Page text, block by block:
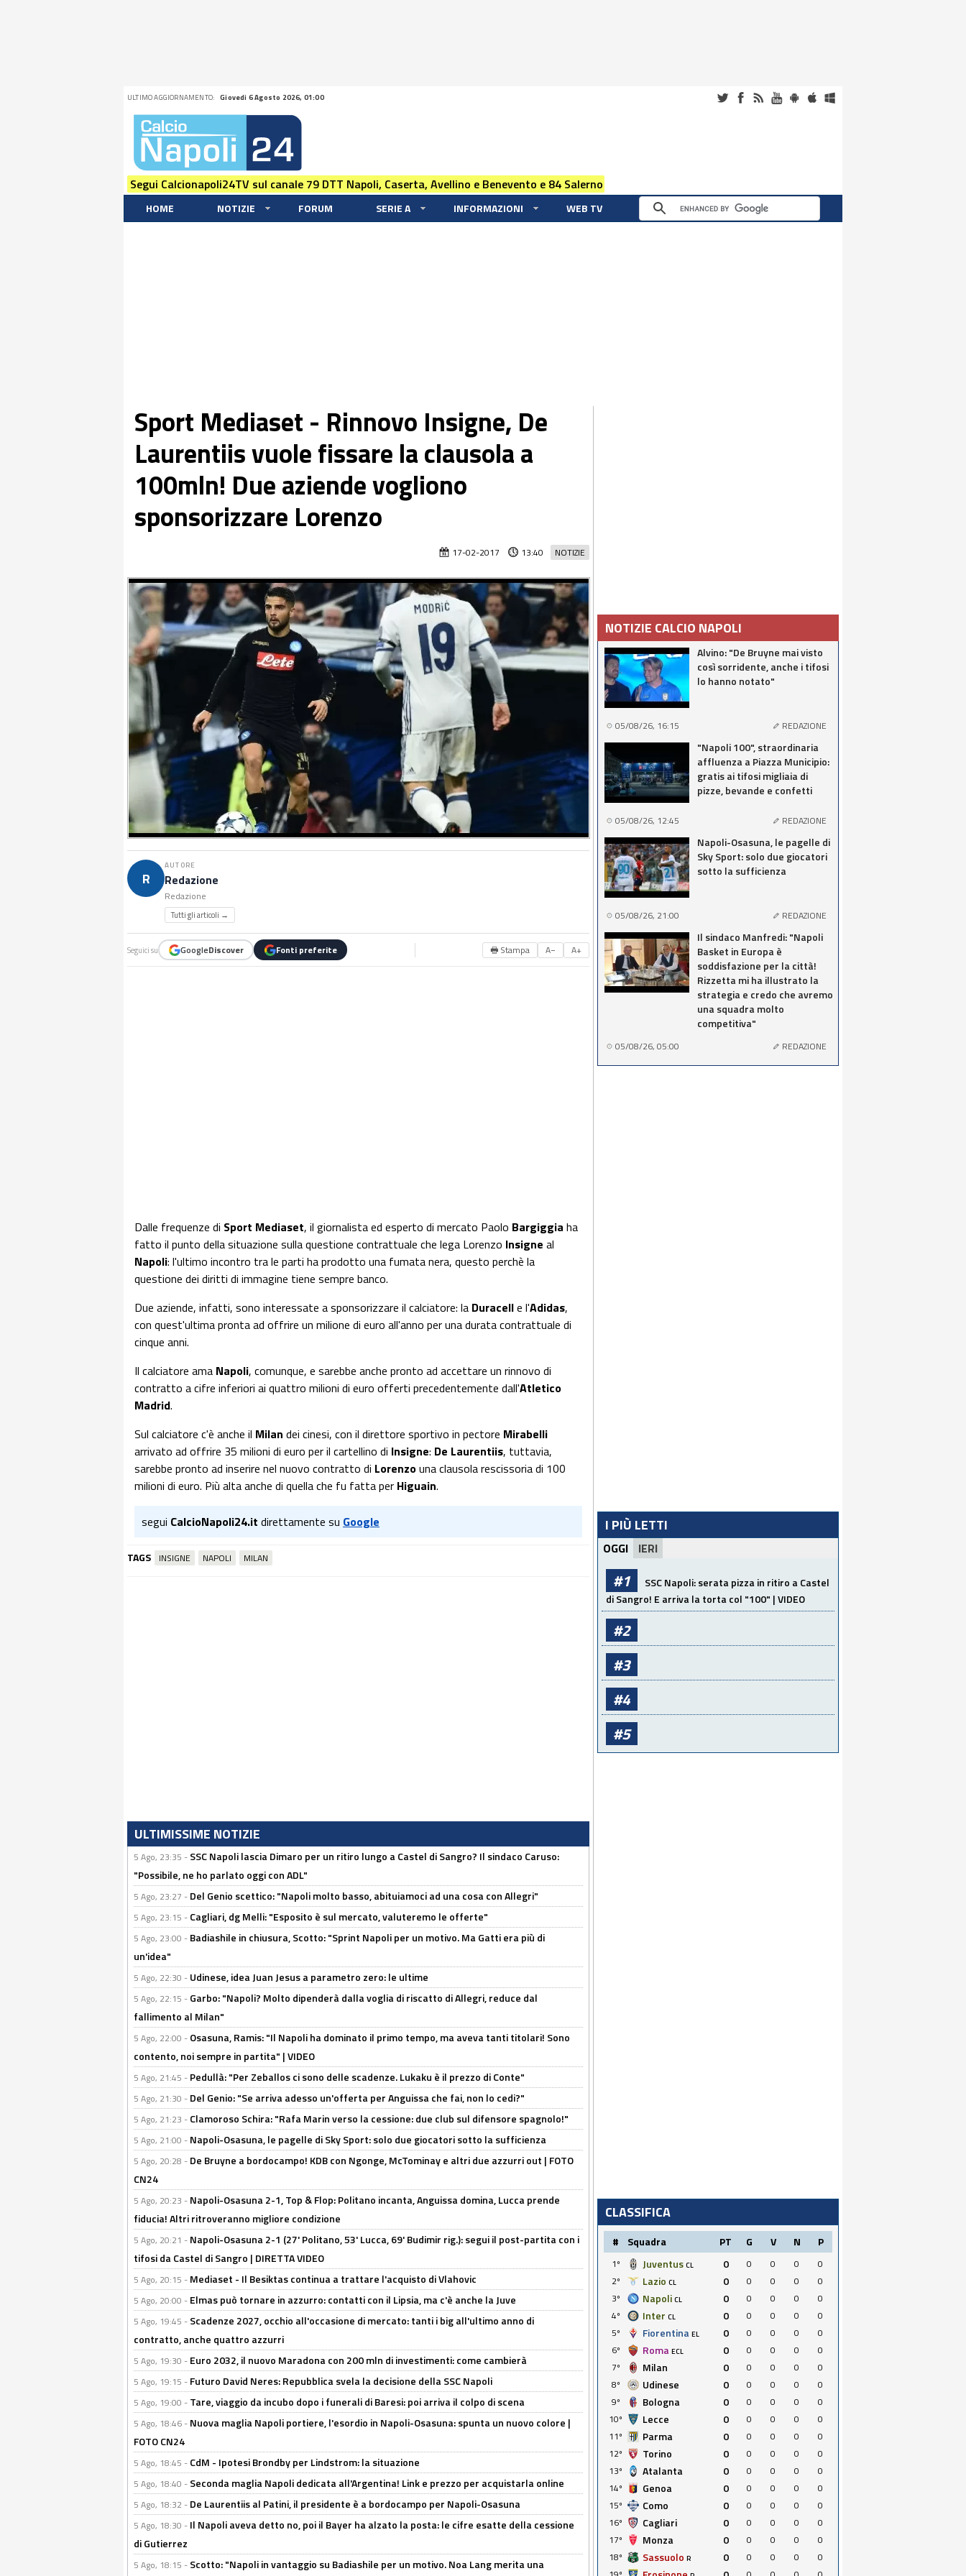
ULTIMO AGGIORNAMENTO: Giovedi 6 Agosto 2026, 01:00
Segui Calcionapoli24TV sul canale 79 DTT Napoli, Caserta, Avellino e Benevento e 84 Salerno
HOME NOTIZIE FORUM SERIE A INFORMAZIONI WEB TV
Sport Mediaset - Rinnovo Insigne, De
Laurentiis vuole fissare la clausola a
100mln! Due aziende vogliono
sponsorizzare Lorenzo
NOTIZIE
17-02-2017 13:40
R
AUTORE
Redazione
Redazione
Tutti gli articoli →
Seguici su GoogleDiscover Fonti preferite 🖶 Stampa A− A+
Dalle frequenze di Sport Mediaset, il giornalista ed esperto di mercato Paolo Bargiggia ha
fatto il punto della situazione sulla questione contrattuale che lega Lorenzo Insigne al
Napoli: l'ultimo incontro tra le parti ha prodotto una fumata nera, questo perchè la
questione dei diritti di immagine tiene sempre banco.
Due aziende, infatti, sono interessate a sponsorizzare il calciatore: la Duracelle l'Adidas,
con quest'ultima pronta ad offrire un milione di euro all'anno per una durata contrattuale di
cinque anni.
Il calciatore ama Napoli, comunque, e sarebbe anche pronto ad accettare un rinnovo di
contratto a cifre inferiori ai quattro milioni di euro offerti precedentemente dall'Atletico
Madrid.
Sul calciatore c'è anche il Milan dei cinesi, con il direttore sportivo in pectore Mirabelli
arrivato ad offrire 35 milioni di euro per il cartellino di Insigne: De Laurentiis, tuttavia,
sarebbe pronto ad inserire nel nuovo contratto di Lorenzouna clausola rescissoria di 100
milioni di euro. Più alta anche di quella che fu fatta per Higuain.
segui CalcioNapoli24.it direttamente su Google
TAGS INSIGNE NAPOLI MILAN
ULTIMISSIME NOTIZIE
5 Ago, 23:35 - SSC Napoli lascia Dimaro per un ritiro lungo a Castel di Sangro? Il sindaco Caruso:
"Possibile, ne ho parlato oggi con ADL"
5 Ago, 23:27 - Del Genio scettico: "Napoli molto basso, abituiamoci ad una cosa con Allegri"
5 Ago, 23:15 - Cagliari, dg Melli: "Esposito è sul mercato, valuteremo le offerte"
5 Ago, 23:00 - Badiashile in chiusura, Scotto: "Sprint Napoli per un motivo. Ma Gatti era più di
un'idea"
5 Ago, 22:30 - Udinese, idea Juan Jesus a parametro zero: le ultime
5 Ago, 22:15 - Garbo: "Napoli? Molto dipenderà dalla voglia di riscatto di Allegri, reduce dal
fallimento al Milan"
5 Ago, 22:00 - Osasuna, Ramis: "Il Napoli ha dominato il primo tempo, ma aveva tanti titolari! Sono
contento, noi sempre in partita" | VIDEO
5 Ago, 21:45 - Pedullà: "Per Zeballos ci sono delle scadenze. Lukaku è il prezzo di Conte"
5 Ago, 21:30 - Del Genio: "Se arriva adesso un'offerta per Anguissa che fai, non lo cedi?"
5 Ago, 21:23 - Clamoroso Schira: "Rafa Marin verso la cessione: due club sul difensore spagnolo!"
5 Ago, 21:00 - Napoli-Osasuna, le pagelle di Sky Sport: solo due giocatori sotto la sufficienza
5 Ago, 20:28 - De Bruyne a bordocampo! KDB con Ngonge, McTominay e altri due azzurri out | FOTO
CN24
5 Ago, 20:23 - Napoli-Osasuna 2-1, Top & Flop: Politano incanta, Anguissa domina, Lucca prende
fiducia! Altri ritroveranno migliore condizione
5 Ago, 20:21 - Napoli-Osasuna 2-1 (27' Politano, 53' Lucca, 69' Budimir rig.): segui il post-partita con i
tifosi da Castel di Sangro | DIRETTA VIDEO
5 Ago, 20:15 - Mediaset - Il Besiktas continua a trattare l'acquisto di Vlahovic
5 Ago, 20:00 - Elmas può tornare in azzurro: contatti con il Lipsia, ma c'è anche la Juve
5 Ago, 19:45 - Scadenze 2027, occhio all'occasione di mercato: tanti i big all'ultimo anno di
contratto, anche quattro azzurri
5 Ago, 19:30 - Euro 2032, il nuovo Maradona con 200 mln di investimenti: come cambierà
5 Ago, 19:15 - Futuro David Neres: Repubblica svela la decisione della SSC Napoli
5 Ago, 19:00 - Tare, viaggio da incubo dopo i funerali di Baresi: poi arriva il colpo di scena
5 Ago, 18:46 - Nuova maglia Napoli portiere, l'esordio in Napoli-Osasuna: spunta un nuovo colore |
FOTO CN24
5 Ago, 18:45 - CdM - Ipotesi Brondby per Lindstrom: la situazione
5 Ago, 18:40 - Seconda maglia Napoli dedicata all'Argentina! Link e prezzo per acquistarla online
5 Ago, 18:32 - De Laurentiis al Patini, il presidente è a bordocampo per Napoli-Osasuna
5 Ago, 18:30 - Il Napoli aveva detto no, poi il Bayer ha alzato la posta: le cifre esatte della cessione
di Gutierrez
5 Ago, 18:15 - Scotto: "Napoli in vantaggio su Badiashile per un motivo. Noa Lang merita una
NOTIZIE CALCIO NAPOLI
Alvino: "De Bruyne mai visto
così sorridente, anche i tifosi
lo hanno notato"
05/08/26, 16:15 REDAZIONE
"Napoli 100", straordinaria
affluenza a Piazza Municipio:
gratis ai tifosi migliaia di
pizze, bevande e confetti
05/08/26, 12:45 REDAZIONE
Napoli-Osasuna, le pagelle di
Sky Sport: solo due giocatori
sotto la sufficienza
05/08/26, 21:00 REDAZIONE
Il sindaco Manfredi: "Napoli
Basket in Europa è
soddisfazione per la città!
Rizzetta mi ha illustrato la
strategia e credo che avremo
una squadra molto
competitiva"
05/08/26, 05:00 REDAZIONE
I PIÙ LETTI
OGGI IERI
#1
SSC Napoli: serata pizza in ritiro a Castel
di Sangro! E arriva la torta col "100" | VIDEO
#2
#3
#4
#5
CLASSIFICA
# Squadra PT G V N P
1º Juventus CL 0 0 0 0
0
2º
Lazio CL 0 0 0 0
0
3º
Napoli CL 0 0 0 0
0
4º
Inter CL 0 0 0 0
0
5º
Fiorentina EL 0 0 0 0
0
6º
Roma ECL 0 0 0 0
0
7º
Milan 0 0 0 0
0
8º
Udinese 0 0 0 0
0
9º
Bologna 0 0 0 0
0
10º
Lecce 0 0 0 0
0
11º
Parma 0 0 0 0
0
12º
Torino 0 0 0 0
0
13º
Atalanta 0 0 0 0
0
14º
Genoa 0 0 0 0
0
15º
Como 0 0 0 0
0
16º
Cagliari 0 0 0 0
0
17º
Monza 0 0 0 0
0
18º
Sassuolo R 0 0 0 0
0